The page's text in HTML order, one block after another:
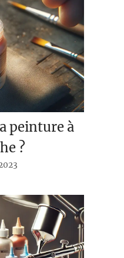
peinture à
?